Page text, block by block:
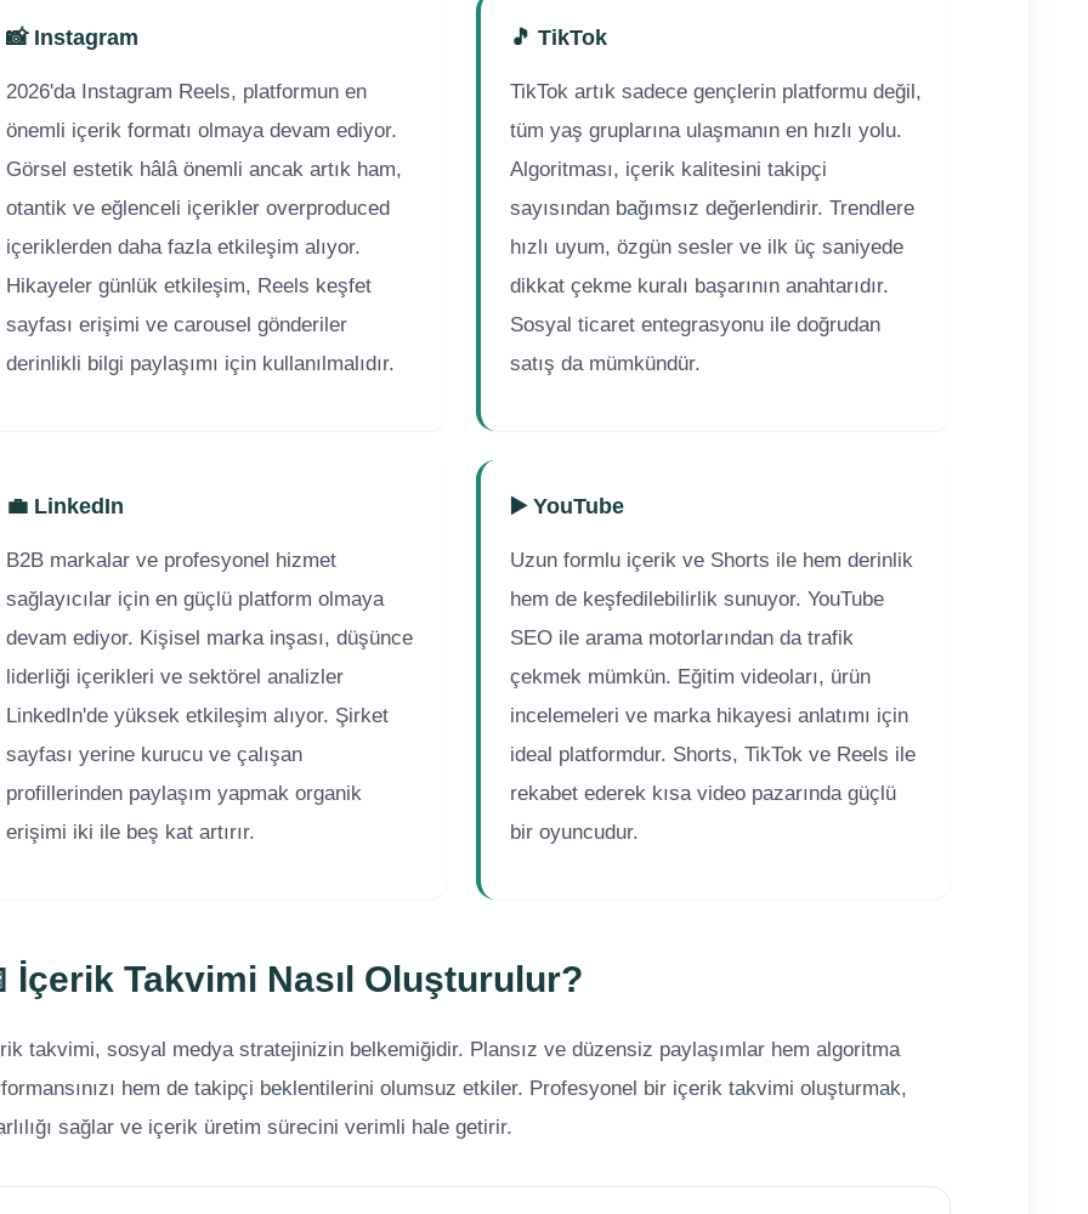
📸 Instagram
2026'da Instagram Reels, platformun en
önemli içerik formatı olmaya devam ediyor.
Görsel estetik hâlâ önemli ancak artık ham,
otantik ve eğlenceli içerikler overproduced
içeriklerden daha fazla etkileşim alıyor.
Hikayeler günlük etkileşim, Reels keşfet
sayfası erişimi ve carousel gönderiler
derinlikli bilgi paylaşımı için kullanılmalıdır.
🎵 TikTok
TikTok artık sadece gençlerin platformu değil,
tüm yaş gruplarına ulaşmanın en hızlı yolu.
Algoritması, içerik kalitesini takipçi
sayısından bağımsız değerlendirir. Trendlere
hızlı uyum, özgün sesler ve ilk üç saniyede
dikkat çekme kuralı başarının anahtarıdır.
Sosyal ticaret entegrasyonu ile doğrudan
satış da mümkündür.
💼 LinkedIn
B2B markalar ve profesyonel hizmet
sağlayıcılar için en güçlü platform olmaya
devam ediyor. Kişisel marka inşası, düşünce
liderliği içerikleri ve sektörel analizler
LinkedIn'de yüksek etkileşim alıyor. Şirket
sayfası yerine kurucu ve çalışan
profillerinden paylaşım yapmak organik
erişimi iki ile beş kat artırır.
▶️ YouTube
Uzun formlu içerik ve Shorts ile hem derinlik
hem de keşfedilebilirlik sunuyor. YouTube
SEO ile arama motorlarından da trafik
çekmek mümkün. Eğitim videoları, ürün
incelemeleri ve marka hikayesi anlatımı için
ideal platformdur. Shorts, TikTok ve Reels ile
rekabet ederek kısa video pazarında güçlü
bir oyuncudur.
İçerik Takvimi Nasıl Oluşturulur?
takvimi, sosyal medya stratejinizin belkemiğidir. Plansız ve düzensiz paylaşımlar hem algoritma
hem de takipçi beklentilerini olumsuz etkiler. Profesyonel bir içerik takvimi oluşturmak,
sağlar ve içerik üretim sürecini verimli hale getirir.